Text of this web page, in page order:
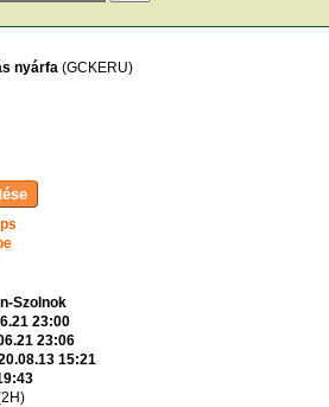
nyárfa (GCKERU)
Szolnok
23:00
23:06
15:21
2H)